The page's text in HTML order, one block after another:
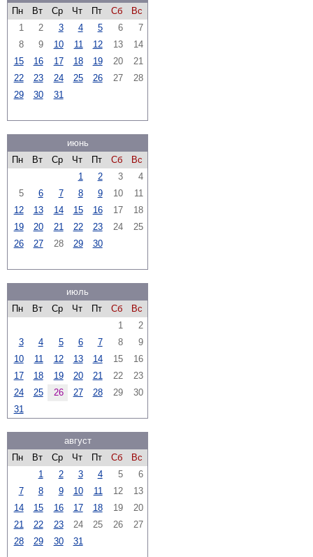
Пн
Вт Ср Чт Пт Сб
Вс
1
2 3 4 5 6
7
8
9 10 11 12 13
14
15
16 17 18 19 20
21
22
23 24 25 26 27
28
29
30 31
июнь
Пн
Вт Ср Чт Пт Сб
Вс
1
2 3
4
5
6 7 8 9 10
11
12
13 14 15 16 17
18
19
20 21 22 23 24
25
26
27 28 29 30
июль
Пн
Вт Ср Чт Пт Сб
Вс
1
2
3
4 5 6 7 8
9
10
11 12 13 14 15
16
17
18 19 20 21 22
23
24
25 26 27 28 29
30
31
август
Пн
Вт Ср Чт Пт Сб
Вс
1
2 3 4 5
6
7
8 9 10 11 12
13
14
15 16 17 18 19
20
21
22 23 24 25 26
27
28
29 30 31